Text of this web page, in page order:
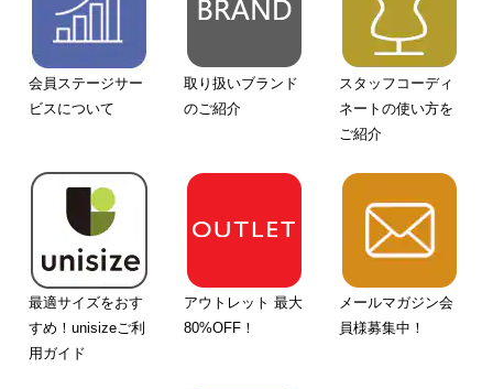
会員ステージサー
ビスについて
取り扱いブランド
のご紹介
スタッフコーディ
ネートの使い方を
ご紹介
最適サイズをおす
すめ！unisizeご利
用ガイド
アウトレット 最大
80%OFF！
メールマガジン会
員様募集中！